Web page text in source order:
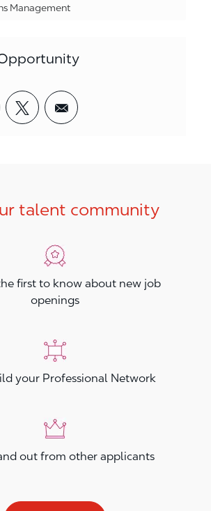
Management
LinkedIn
via Facebook
Share via twitter
Share via email
talent community
first to know about new job
openings
your Professional Network
out from other applicants